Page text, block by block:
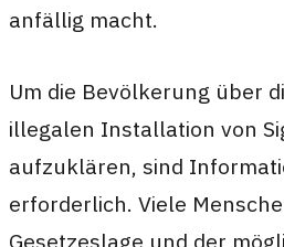
anfällig macht.
Um die Bevölkerung über
illegalen Installation von
aufzuklären, sind
erforderlich. Viele
Gesetzeslage und der